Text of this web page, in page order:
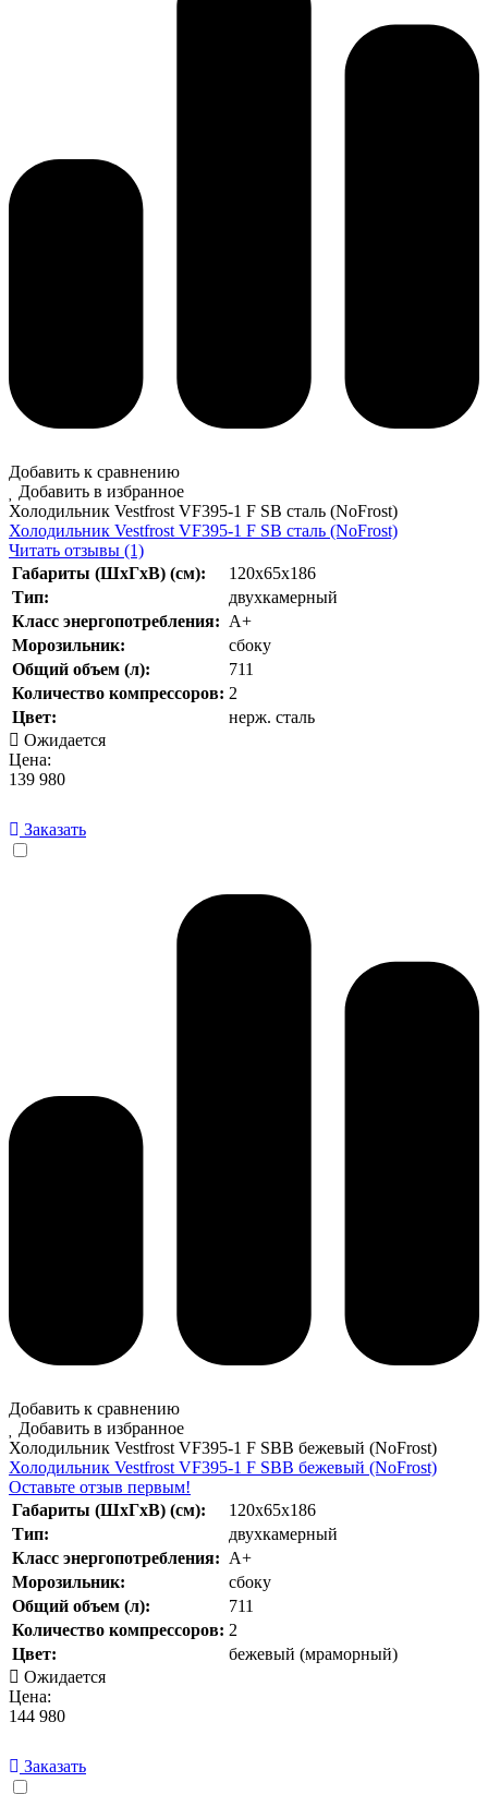
Добавить к сравнению
Добавить в избранное
Холодильник Vestfrost VF395-1 F SB сталь (NoFrost)
Холодильник Vestfrost VF395-1 F SB сталь (NoFrost)
Читать отзывы (1)
Габариты (ШхГхВ) (см):
120x65x186
Тип:
двухкамерный
Класс энергопотребления: А+
Морозильник:
сбоку
Общий объем (л):
711
Количество компрессоров: 2
Цвет:
нерж. сталь
Ожидается
Цена:
139 980
Заказать
Добавить к сравнению
Добавить в избранное
Холодильник Vestfrost VF395-1 F SBB бежевый (NoFrost)
Холодильник Vestfrost VF395-1 F SBB бежевый (NoFrost)
Оставьте отзыв первым!
Габариты (ШхГхВ) (см):
120x65x186
Тип:
двухкамерный
Класс энергопотребления: А+
Морозильник:
сбоку
Общий объем (л):
711
Количество компрессоров: 2
Цвет:
бежевый (мраморный)
Ожидается
Цена:
144 980
Заказать